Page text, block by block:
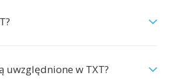
uwzględnione w TXT?